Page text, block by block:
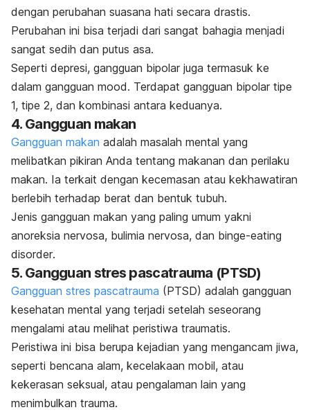
dengan perubahan suasana hati secara drastis.
Perubahan ini bisa terjadi dari sangat bahagia menjadi
sangat sedih dan putus asa.
Seperti depresi, gangguan bipolar juga termasuk ke
dalam gangguan mood. Terdapat gangguan bipolar tipe
1, tipe 2, dan kombinasi antara keduanya.
4. Gangguan makan
Gangguan makan adalah masalah mental yang
melibatkan pikiran Anda tentang makanan dan perilaku
makan. Ia terkait dengan kecemasan atau kekhawatiran
berlebih terhadap berat dan bentuk tubuh.
Jenis gangguan makan yang paling umum yakni
anoreksia nervosa, bulimia nervosa, dan binge-eating
disorder.
5. Gangguan stres pascatrauma (PTSD)
Gangguan stres pascatrauma (PTSD) adalah gangguan
kesehatan mental yang terjadi setelah seseorang
mengalami atau melihat peristiwa traumatis.
Peristiwa ini bisa berupa kejadian yang mengancam jiwa,
seperti bencana alam, kecelakaan mobil, atau
kekerasan seksual, atau pengalaman lain yang
menimbulkan trauma.